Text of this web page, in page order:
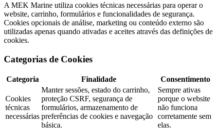
A MEK Marine utiliza cookies técnicas necessárias para operar o
website, carrinho, formulários e funcionalidades de segurança.
Cookies opcionais de análise, marketing ou conteúdo externo são
utilizadas apenas quando ativadas e aceites através das definições de
cookies.
Categorias de Cookies
Categoria Finalidade Consentimento
Cookies
técnicas
necessárias
Manter sessões, estado do carrinho,
proteção CSRF, segurança de
formulários, armazenamento de
preferências de cookies e navegação
básica.
Sempre ativas
porque o website
não funciona
corretamente sem
elas.